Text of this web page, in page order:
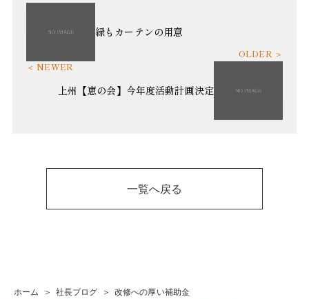
緑もカーテンの用意
上州【恵の会】今年度活動計画決定
一覧へ戻る
ホーム 社長ブログ 改修への厚い補助金